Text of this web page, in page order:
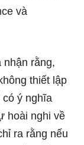
và
rằng,
thiết lập
có ý nghĩa
hoài nghi về
ra rằng nếu